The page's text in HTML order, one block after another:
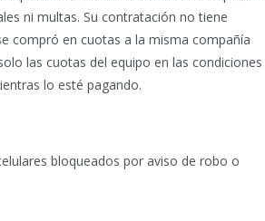
ni multas. Su contratación no tiene
compró en cuotas a la misma compañía
las cuotas del equipo en las condiciones
lo esté pagando.
bloqueados por aviso de robo o